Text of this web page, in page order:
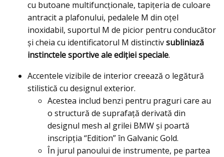
cu butoane multifuncţionale, tapiţeria de culoare
antracit a plafonului, pedalele M din oţel
inoxidabil, suportul M de picior pentru conducător
şi cheia cu identificatorul M distinctivsubliniază
instinctele sportive ale ediţiei speciale.
Accentele vizibile de interior creează o legătură
stilistică cu designul exterior.
Acestea includ benzi pentru praguri care au
o structură de suprafaţă derivată din
designul mesh al grilei BMW şi poartă
inscripţia “Edition” în Galvanic Gold.
În jurul panoului de instrumente, pe partea